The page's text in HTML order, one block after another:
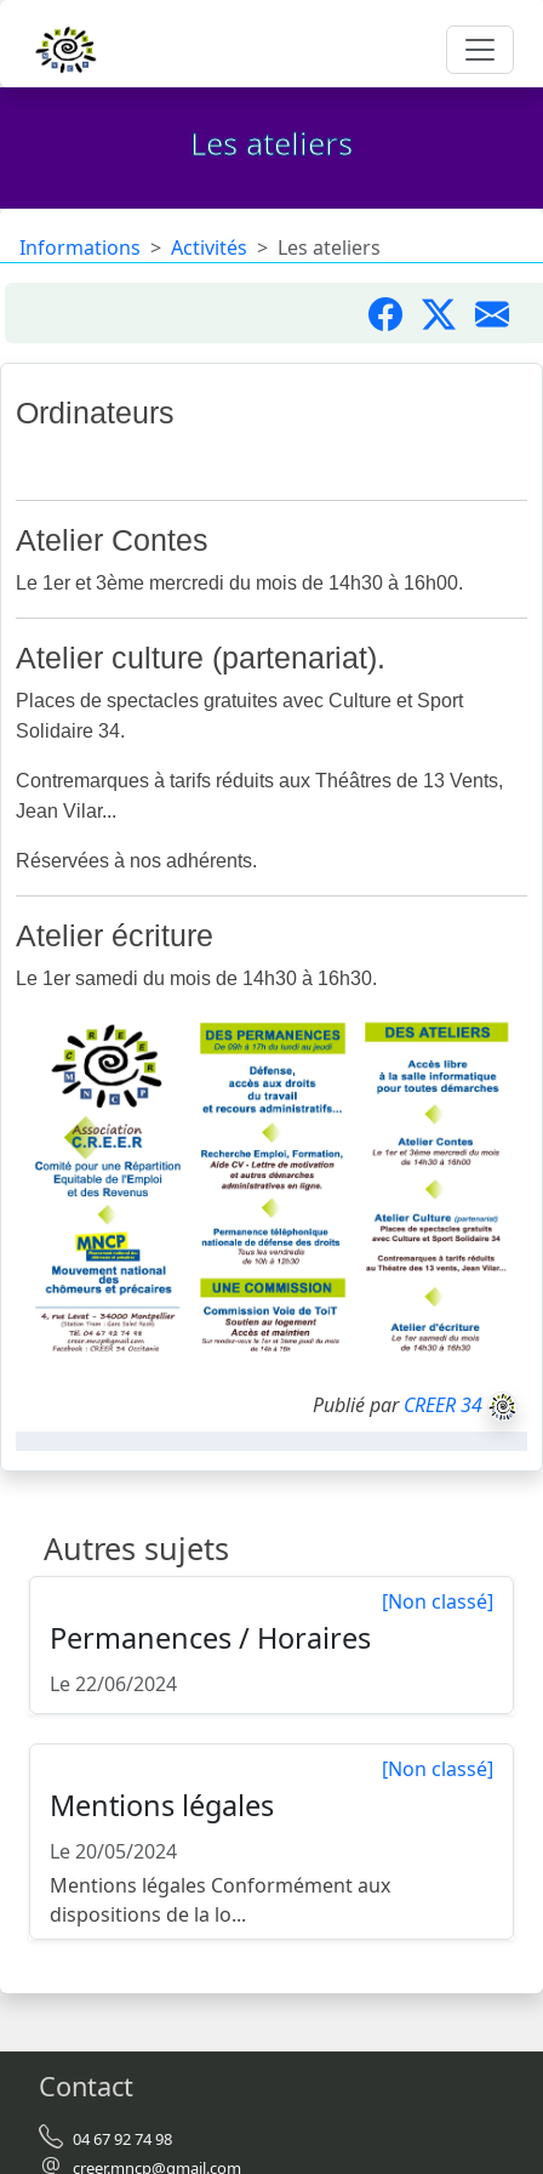
Les ateliers
Informations Activités Les ateliers
Ordinateurs
Atelier Contes
Le 1er et 3ème mercredi du mois de 14h30 à 16h00.
Atelier culture (partenariat).
Places de spectacles gratuites avec Culture et Sport
Solidaire 34.
Contremarques à tarifs réduits aux Théâtres de 13 Vents,
Jean Vilar...
Réservées à nos adhérents.
Atelier écriture
Le 1er samedi du mois de 14h30 à 16h30.
Publié parCREER 34
Autres sujets
[Non classé]
Permanences / Horaires
Le 22/06/2024
[Non classé]
Mentions légales
Le 20/05/2024
Mentions légales Conformément aux
dispositions de la lo...
Contact
04 67 92 74 98
creer.mncp@gmail.com